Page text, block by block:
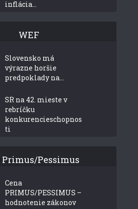
inflácia...
WEF
Slovensko má
výrazne horšie
predpoklady na...
SR na 42. mieste v
rebríčku
konkurencieschopnos
ti
Primus/Pessimus
Cena
PRIMUS/PESSIMUS –
hodnotenie zákonov